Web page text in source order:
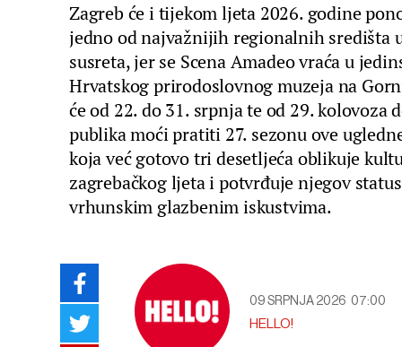
Zagreb će i tijekom ljeta 2026. godine
jedno od najvažnijih regionalnih središta
susreta, jer se Scena Amadeo vraća u
Hrvatskog prirodoslovnog muzeja na
će od 22. do 31. srpnja te od 29. kolovoza
publika moći pratiti 27. sezonu ove
koja već gotovo tri desetljeća oblikuje
zagrebačkog ljeta i potvrđuje njegov
vrhunskim glazbenim iskustvima.
09 SRPNJA 2026 07:00
HELLO!